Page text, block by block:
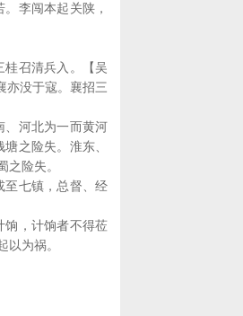
李闯本起关陕，
桂召清兵入。【吴
亦没于寇。襄招三
、河北为一而黄河
之险失。淮东、
险失。
至七镇，总督、经
饷，计饷者不得莅
为祸。